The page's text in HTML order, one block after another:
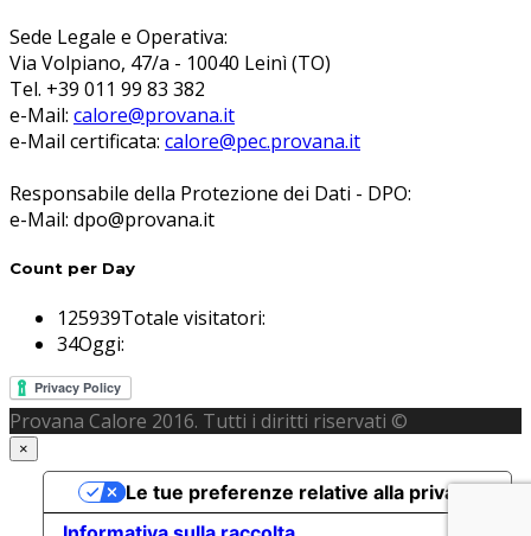
Sede Legale e Operativa:
Via Volpiano, 47/a - 10040 Leinì (TO)
Tel. +39 011 99 83 382
e-Mail: calore@provana.it
e-Mail certificata: calore@pec.provana.it
Responsabile della Protezione dei Dati - DPO:
e-Mail: dpo@provana.it
Count per Day
125939Totale visitatori:
34Oggi:
Provana Calore 2016. Tutti i diritti riservati ©
×
Le tue preferenze relative alla privacy